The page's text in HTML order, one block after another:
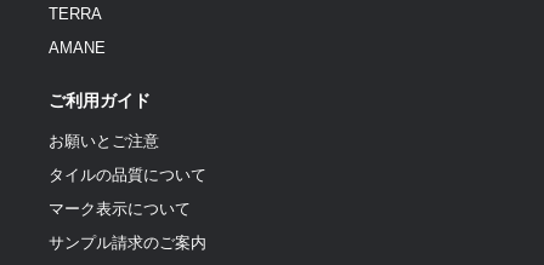
TERRA
AMANE
ご利用ガイド
お願いとご注意
タイルの品質について
マーク表示について
サンプル請求のご案内